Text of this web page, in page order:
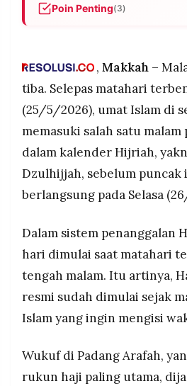
IKUTI
KAMI
©
RESOLUSI
PRAMUDITA
©
Resolusi.co
2026
RESOLUSI
Poin Penting(3)
dijadwalkan berlangsung
haji.
Umat Islam yang tidak
menjalankan puasa Arafah
dengan keutamaan
dan setahun yang akan
hadis riwayat Muslim.
Idul Adha 1447 H ditetapkan
dilaksanakan.
, Makkah–
tiba. Selepas matahari
(25/5/2026), umat Islam di
memasuki salah satu
dalam kalender Hijriah,
Dzulhijjah, sebelum puncak
berlangsung pada Selasa
Dalam sistem penanggalan
hari dimulai saat matahari
tengah malam. Itu artinya,
resmi sudah dimulai sejak
Islam yang ingin mengisi
Wukuf di Padang Arafah,
rukun haji paling utama,